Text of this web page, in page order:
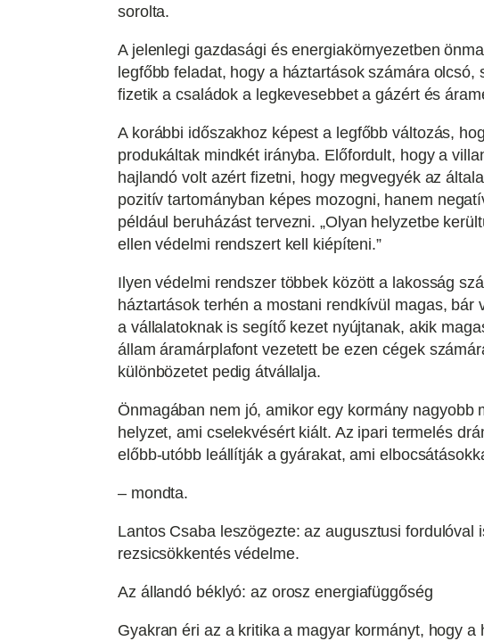
sorolta.
A jelenlegi gazdasági és energiakörnyezetben
legfőbb feladat, hogy a háztartások számára
fizetik a családok a legkevesebbet a gázért és
A korábbi időszakhoz képest a legfőbb változás,
produkáltak mindkét irányba. Előfordult, hogy a
hajlandó volt azért fizetni, hogy megvegyék az
pozitív tartományban képes mozogni, hanem
például beruházást tervezni. „Olyan helyzetbe
ellen védelmi rendszert kell kiépíteni.”
Ilyen védelmi rendszer többek között a lakosság
háztartások terhén a mostani rendkívül magas,
a vállalatoknak is segítő kezet nyújtanak, akik
állam áramárplafont vezetett be ezen cégek
különbözetet pedig átvállalja.
Önmagában nem jó, amikor egy kormány
helyzet, ami cselekvésért kiált. Az ipari termelés
előbb-utóbb leállítják a gyárakat, ami
– mondta.
Lantos Csaba leszögezte: az augusztusi
rezsicsökkentés védelme.
Az állandó béklyó: az orosz energiafüggőség
Gyakran éri az a kritika a magyar kormányt, hogy